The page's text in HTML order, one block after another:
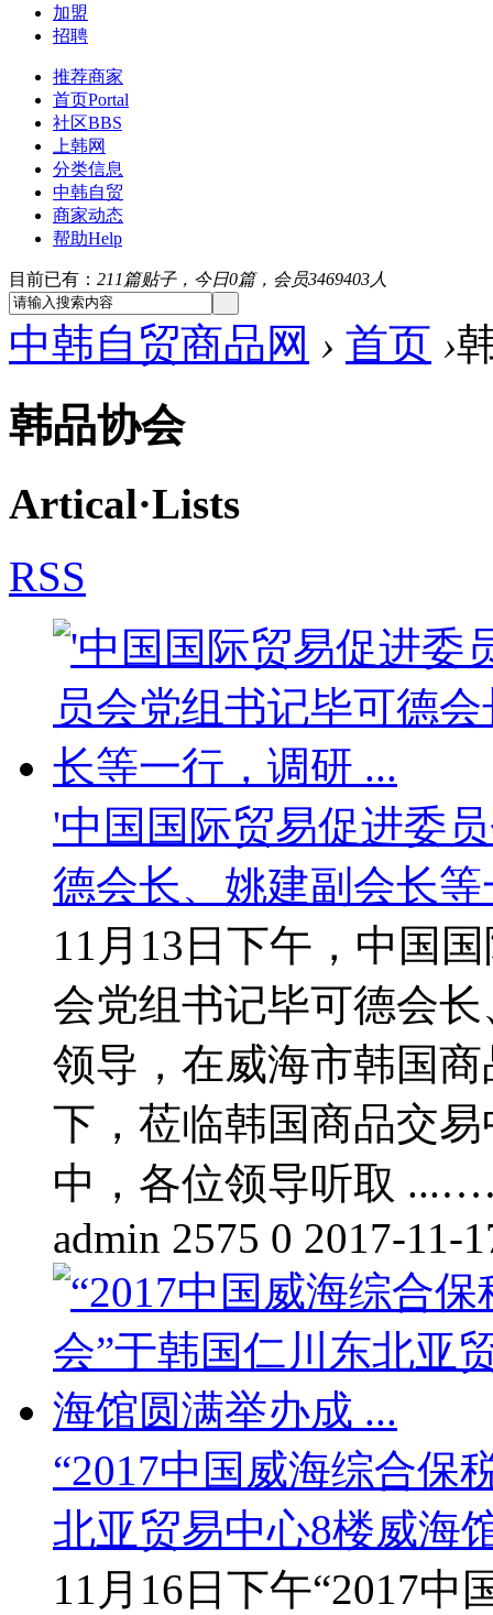
加盟
招聘
推荐商家
首页Portal
社区BBS
上韩网
分类信息
中韩自贸
商家动态
帮助Help
目前已有： 211篇贴子，今日0篇，会员3469403人
中韩自贸商品网 › 首页 ›
韩品协会
Artical·Lists
RSS
'中国国际贸易促进委
德会长、姚建副会长
11月13日下午，中国
会党组书记毕可德会
领导，在威海市韩国
下，莅临韩国商品交
中，各位领导听取
admin 2575 0 2017-11-
“2017中国威海综合保
北亚贸易中心8楼威海
11月16日下午“2017